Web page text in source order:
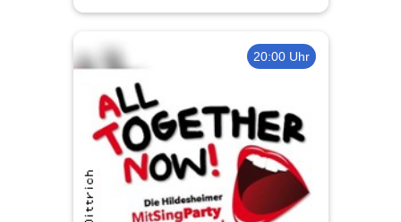
20:00 Uhr